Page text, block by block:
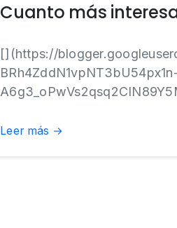
Cuanto más
[](https://
Leer más →